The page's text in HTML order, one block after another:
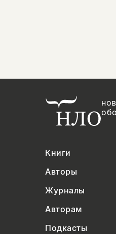
Книги
Авторы
Журналы
Авторам
Подкасты